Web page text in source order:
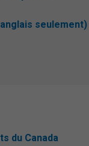
seulement)
du Canada